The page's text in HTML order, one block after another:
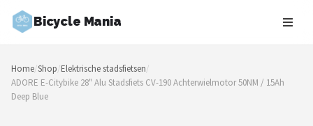
Bicycle Mania
Zoeken
NAVIGATIE
Shop
Home/Shop/Elektrische stadsfietsen/
ADORE E-Citybike 28" Alu Stadsfiets CV-190 Achterwielmotor 50NM / 15Ah
Deep Blue